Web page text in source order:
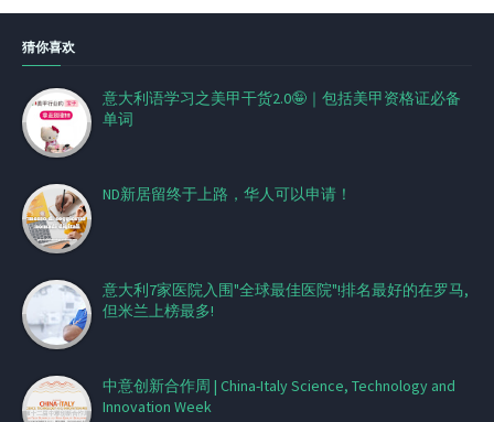
猜你喜欢
意大利语学习之美甲干货2.0🤪｜包括美甲资格证必备
单词
ND新居留终于上路，华人可以申请！
意大利7家医院入围"全球最佳医院"!排名最好的在罗马,
但米兰上榜最多!
中意创新合作周 | China-Italy Science, Technology and
Innovation Week